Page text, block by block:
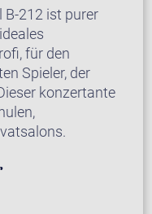
B-212 ist purer
für den
Spieler, der
konzertante